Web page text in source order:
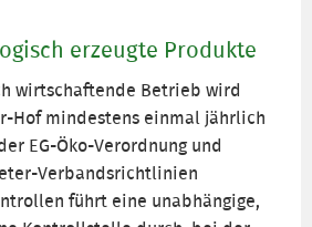
erzeugte Produkte
wirtschaftende Betrieb wird
Hof mindestens einmal jährlich
EG-Öko-Verordnung und
Verbandsrichtlinien
führt eine unabhängige,